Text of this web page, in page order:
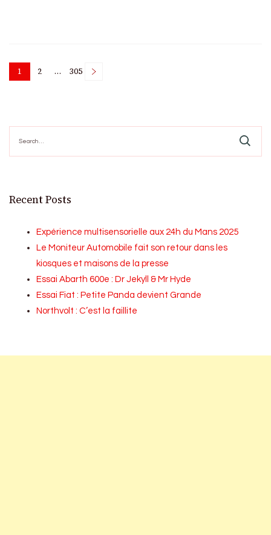
Posts
Page
1 Page
2 … Page
305
for:
Recent Posts
Expérience multisensorielle aux 24h du Mans 2025
Le Moniteur Automobile fait son retour dans les
kiosques et maisons de la presse
Essai Abarth 600e : Dr Jekyll & Mr Hyde
Essai Fiat : Petite Panda devient Grande
Northvolt : C’est la faillite